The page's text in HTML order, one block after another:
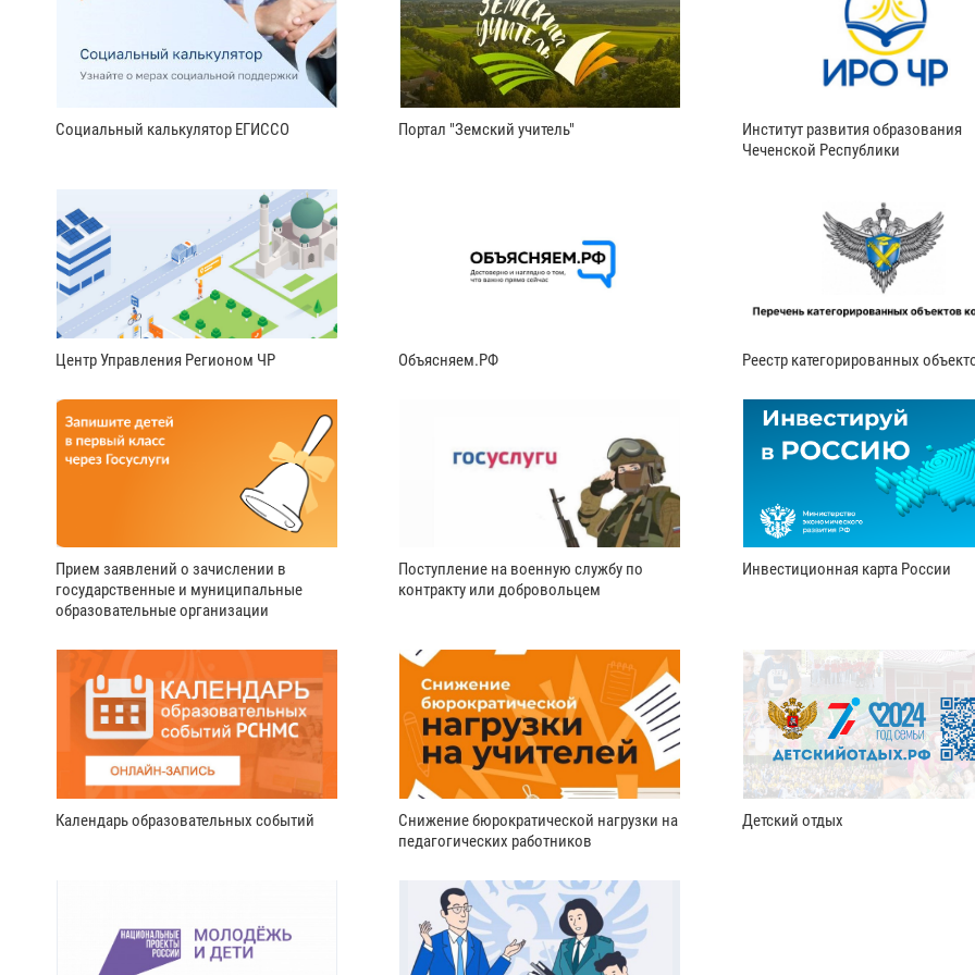
Социальный калькулятор ЕГИССО Портал "Земский учитель"
Институт развития образования
Чеченской Республики
Центр Управления Регионом ЧР Объясняем.РФ Реестр категорированных
Прием заявлений о зачислении в
государственные и муниципальные
образовательные организации
Поступление на военную службу по
контракту или добровольцем
Инвестиционная карта России
Календарь образовательных событий
Снижение бюрократической нагрузки на
педагогических работников
Детский отдых